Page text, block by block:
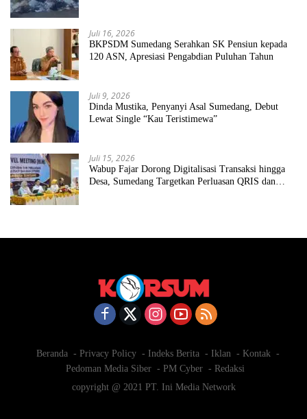
Juli 16, 2026
BKPSDM Sumedang Serahkan SK Pensiun kepada
120 ASN, Apresiasi Pengabdian Puluhan Tahun
Juli 9, 2026
Dinda Mustika, Penyanyi Asal Sumedang, Debut
Lewat Single “Kau Teristimewa”
Juli 15, 2026
Wabup Fajar Dorong Digitalisasi Transaksi hingga
Desa, Sumedang Targetkan Perluasan QRIS dan
Beranda Privacy Policy Indeks Berita Iklan
Kontak
Pedoman Media Siber
PM Cyber
Redaksi
copyright @ 2021 PT. Ini Media Network